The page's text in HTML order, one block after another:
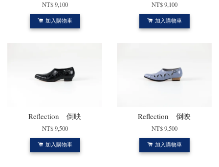
NT$ 9,100
加入購物車
NT$ 9,100
加入購物車
Reflection 倒映
NT$ 9,500
加入購物車
Reflection 倒映
NT$ 9,500
加入購物車